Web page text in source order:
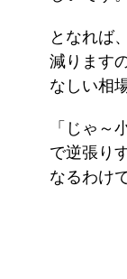
となれば
減ります
なしい相
「じゃ～
で逆張り
なるわけ